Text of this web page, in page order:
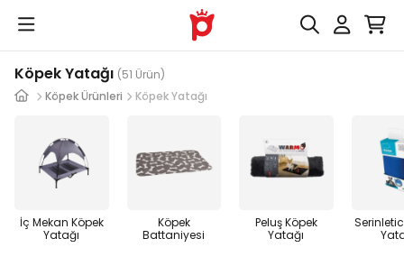
Köpek Yatağı (51 Ürün)
Köpek Ürünleri
Köpek Yatağı
İç Mekan Köpek
Yatağı
Köpek
Battaniyesi
Peluş Köpek
Yatağı